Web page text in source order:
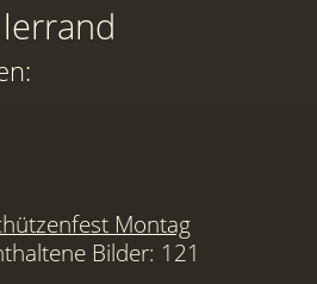
Montag
Bilder: 121